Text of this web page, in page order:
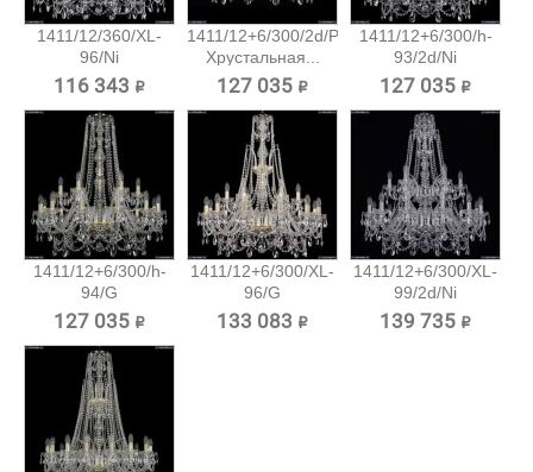
1411/12/360/XL-
96/Ni
Хрустальная...
116 343 ₽
1411/12+6/300/2d/Pa
Хрустальная...
127 035 ₽
1411/12+6/300/h-
93/2d/Ni
Хрустальная...
127 035 ₽
1411/12+6/300/h-
94/G
Хрустальная...
127 035 ₽
1411/12+6/300/XL-
96/G
Хрустальная...
133 083 ₽
1411/12+6/300/XL-
99/2d/Ni
Хрустальная...
139 735 ₽